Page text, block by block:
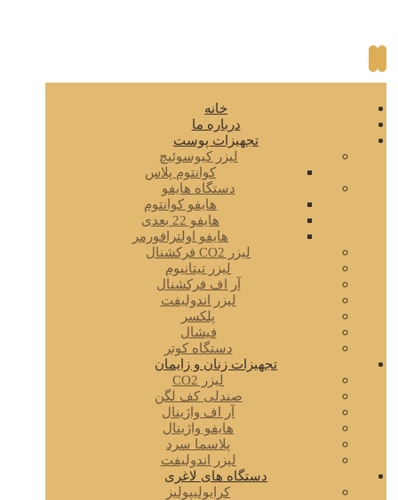
خانه
درباره ما
تجهیزات پوست
لیزر کیوسوئیچ
کوانتوم پلاس
دستگاه هایفو
هایفو کوانتوم
هایفو 22 بعدی
هایفو اولترافورمر
لیزر CO2 فرکشنال
لیزر تیتانیوم
آر اف فرکشنال
لیزر اندولیفت
پلکسر
فیشال
دستگاه کوتر
تجهیزات زنان و زایمان
لیزر CO2
صندلی کف لگن
آر اف واژینال
هایفو واژینال
پلاسما سرد
لیزر اندولیفت
دستگاه های لاغری
کرایولیپولیز